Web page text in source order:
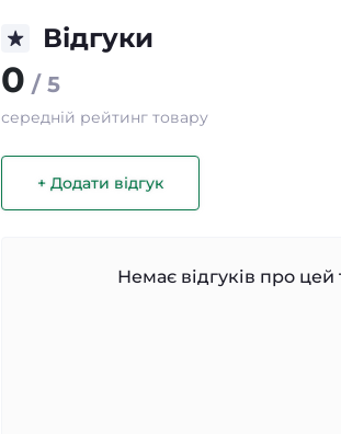
Відгуки
0 / 5
середній рейтинг товару
+ Додати відгук
Немає відгуків про